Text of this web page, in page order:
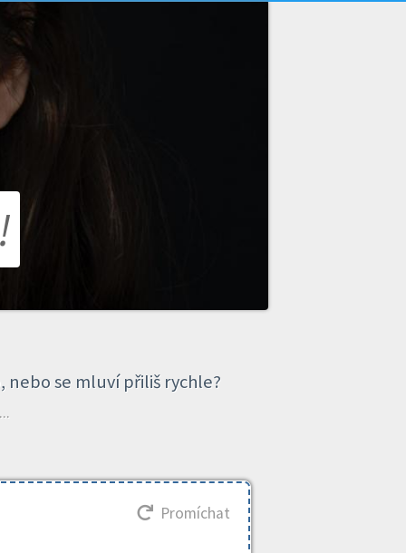
nebo se mluví přiliš rychle?
Promíchat